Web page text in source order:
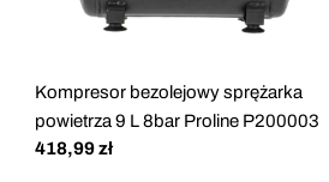
Kompresor bezolejowy sprężarka
powietrza 9 L 8bar Proline P200003
Cena
418,99 zł